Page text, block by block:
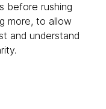
before rushing
more, to allow
and understand